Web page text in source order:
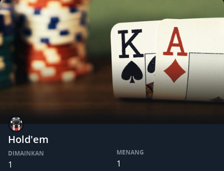
Hold'em
DIMAINKAN
1
MENANG
1